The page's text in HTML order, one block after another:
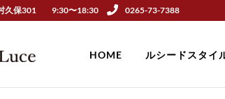
久保301 9:30〜18:30 0265-73-7388
HOME ルシードスタイ